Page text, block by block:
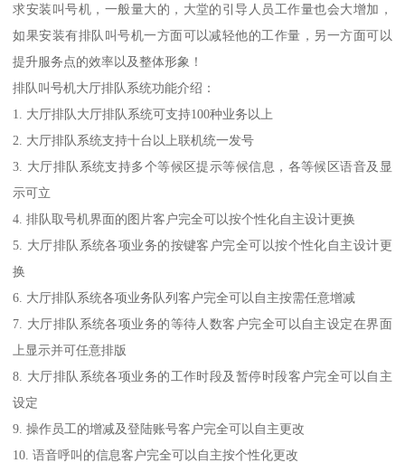
求安装叫号机，一般量大的，大堂的引导人员工作量也会大增加，
如果安装有排队叫号机一方面可以减轻他的工作量，另一方面可以
提升服务点的效率以及整体形象！
排队叫号机大厅排队系统功能介绍：
1. 大厅排队大厅排队系统可支持100种业务以上
2. 大厅排队系统支持十台以上联机统一发号
3. 大厅排队系统支持多个等候区提示等候信息，各等候区语音及显
示可立
4. 排队取号机界面的图片客户完全可以按个性化自主设计更换
5. 大厅排队系统各项业务的按键客户完全可以按个性化自主设计更
换
6. 大厅排队系统各项业务队列客户完全可以自主按需任意增减
7. 大厅排队系统各项业务的等待人数客户完全可以自主设定在界面
上显示并可任意排版
8. 大厅排队系统各项业务的工作时段及暂停时段客户完全可以自主
设定
9. 操作员工的增减及登陆账号客户完全可以自主更改
10. 语音呼叫的信息客户完全可以自主按个性化更改